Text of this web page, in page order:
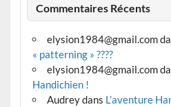
Commentaires Récents
elysion1984@gmail.com
« patterning » ????
elysion1984@gmail.com
Handichien !
Audreydans L’aventure